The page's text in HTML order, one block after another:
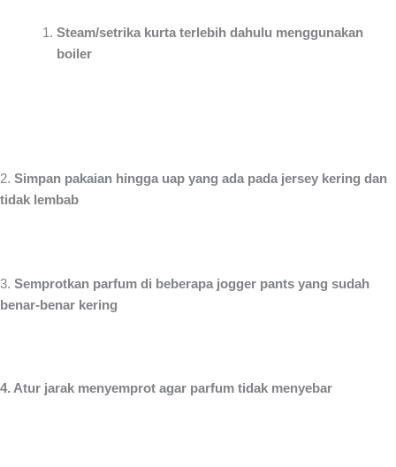
Steam/setrika kurta terlebih dahulu menggunakan
boiler
2. Simpan pakaian hingga uap yang ada pada jersey kering dan
tidak lembab
3. Semprotkan parfum di beberapa jogger pants yang sudah
benar-benar kering
4. Atur jarak menyemprot agar parfum tidak menyebar